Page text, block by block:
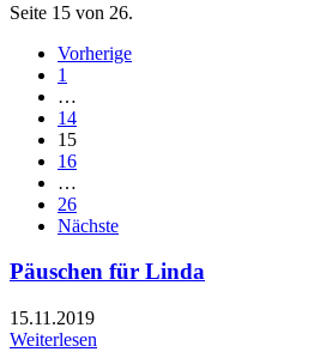
Seite 15 von 26.
Vorherige
1
…
14
15
16
…
26
Nächste
Päuschen für Linda
15.11.2019
Weiterlesen